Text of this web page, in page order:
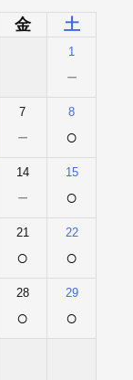
金 土
1
－
7
－
8
○
14
－
15
○
21
○
22
○
28
○
29
○